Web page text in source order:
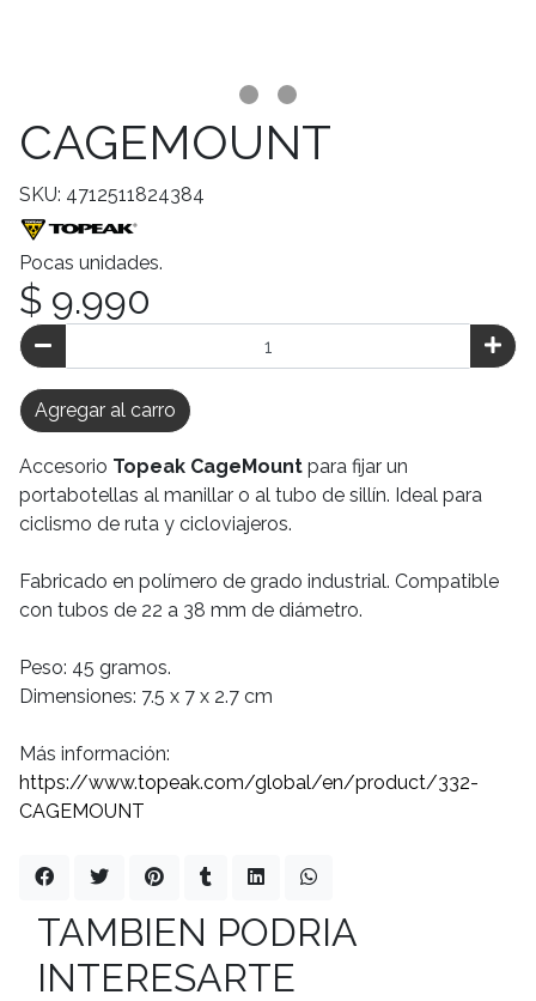
CAGEMOUNT
SKU: 4712511824384
Pocas unidades.
$ 9.990
Agregar al carro
Accesorio Topeak CageMount para fijar un
portabotellas al manillar o al tubo de sillín. Ideal para
ciclismo de ruta y cicloviajeros.
Fabricado en polímero de grado industrial. Compatible
con tubos de 22 a 38 mm de diámetro.
Peso: 45 gramos.
Dimensiones: 7.5 x 7 x 2.7 cm
Más información:
https://www.topeak.com/global/en/product/332-
CAGEMOUNT
TAMBIEN PODRIA
INTERESARTE